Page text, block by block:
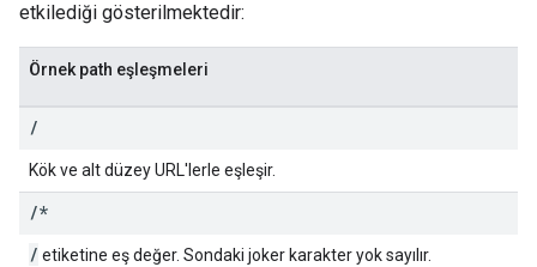
etkilediği gösterilmektedir:
Örnek path eşleşmeleri
/
Kök ve alt düzey URL'lerle eşleşir.
/*
/ etiketine eş değer. Sondaki joker karakter yok sayılır.